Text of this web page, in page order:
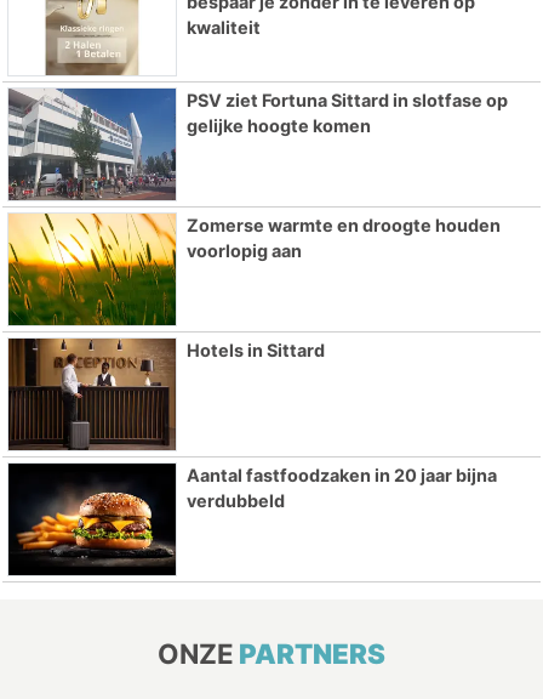
kwaliteit
PSV ziet Fortuna Sittard in slotfase op
gelijke hoogte komen
Zomerse warmte en droogte houden
voorlopig aan
Hotels in Sittard
Aantal fastfoodzaken in 20 jaar bijna
verdubbeld
ONZE PARTNERS